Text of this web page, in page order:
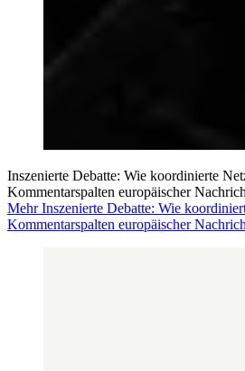
Inszenierte Debatte: Wie koordinierte
Kommentarspalten europäischer
Mehr Inszenierte Debatte: Wie
Kommentarspalten europäischer